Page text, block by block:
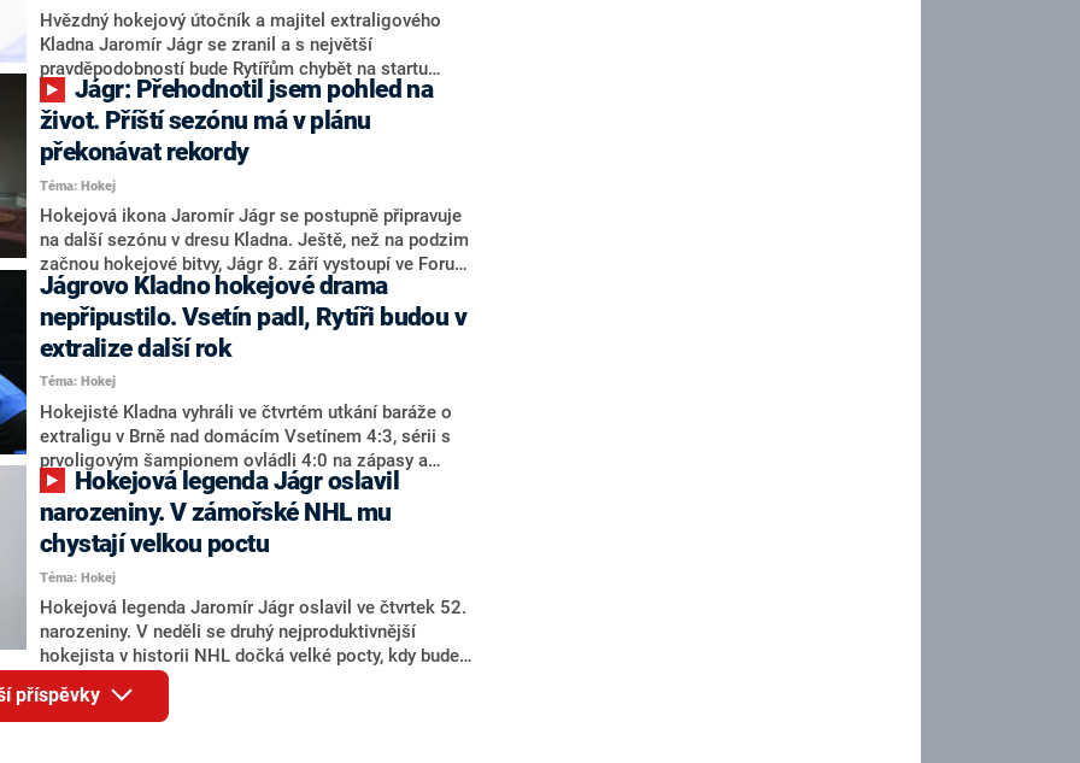
Hvězdný hokejový útočník a majitel extraligového
Kladna Jaromír Jágr se zranil a s největší
pravděpodobností bude Rytířům chybět na startu
sezony. Dvaapadesátiletá legenda ve videu na svém
instagramovém účtu uvedla, že si minulý týden natrhla
zadní stehenní sval a tři až šest týdnů bude mimo hru.
život. Příští sezónu má v plánu
překonávat rekordy
Téma: Hokej
Hokejová ikona Jaromír Jágr se postupně připravuje
na další sezónu v dresu Kladna. Ještě, než na podzim
začnou hokejové bitvy, Jágr 8. září vystoupí ve Foru
Karlín na podiu v rámci Noci s legendou. V
exkluzivním rozhovoru pro pořad Showtime na CNN
Prima NEWS přiblížil nejen plány do budoucna, ale
také prozradil, co ho přinutilo přehodnotit jeho
dosavadní život.
Jágrovo Kladno hokejové drama
nepřipustilo. Vsetín padl, Rytíři budou v
extralize další rok
Téma: Hokej
Hokejisté Kladna vyhráli ve čtvrtém utkání baráže o
extraligu v Brně nad domácím Vsetínem 4:3, sérii s
prvoligovým šampionem ovládli 4:0 na zápasy a
potřetí za sebou se udrželi mezi elitou. Rytíři i s
dvaapadesátiletým hrajícím majitelem Jaromírem
Jágrem v sestavě rozhodli v čase 52:42, kdy v
oslabení skóroval Matyáš Filip. Valaši neuspěli při
pokusu o návrat do nejvyšší soutěže po 17 letech.
narozeniny. V zámořské NHL mu
chystají velkou poctu
Téma: Hokej
Hokejová legenda Jaromír Jágr oslavil ve čtvrtek 52.
narozeniny. V neděli se druhý nejproduktivnější
hokejista v historii NHL dočká velké pocty, kdy bude
jeho dres vyvěšen pod strop haly v Pittsburghu.
příspěvky